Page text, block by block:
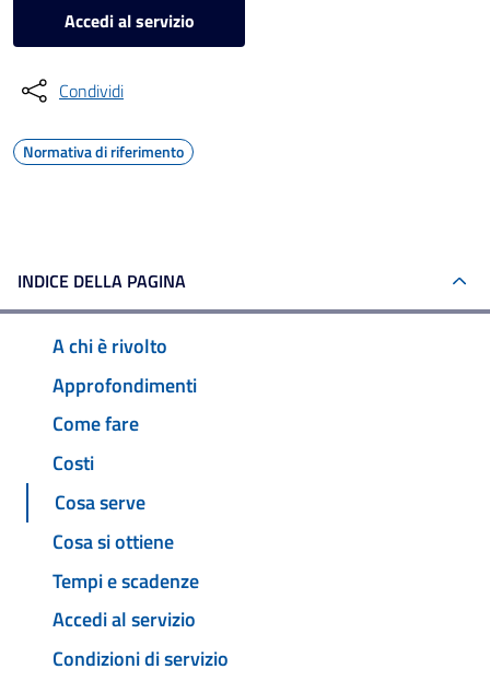
Accedi al servizio
Condividi
Normativa di riferimento
INDICE DELLA PAGINA
A chi è rivolto
Approfondimenti
Come fare
Costi
Cosa serve
Cosa si ottiene
Tempi e scadenze
Accedi al servizio
Condizioni di servizio